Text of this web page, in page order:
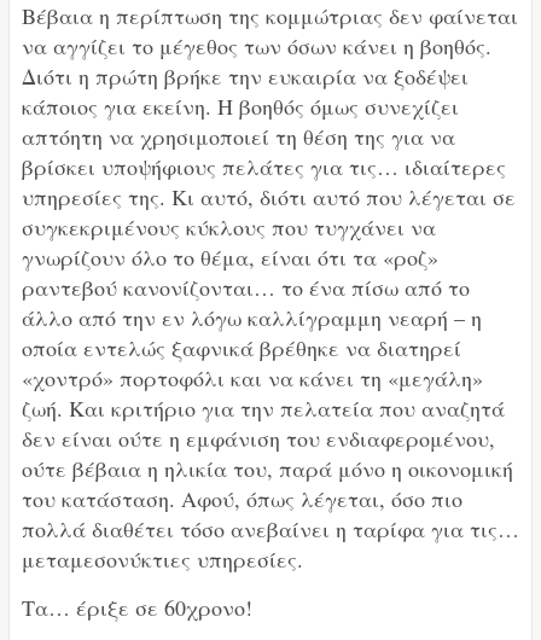
Βέβαια η περίπτωση της κομμώτριας δεν φαίνεται
να αγγίζει το μέγεθος των όσων κάνει η βοηθός.
Διότι η πρώτη βρήκε την ευκαιρία να ξοδέψει
κάποιος για εκείνη. Η βοηθός όμως συνεχίζει
απτόητη να χρησιμοποιεί τη θέση της για να
βρίσκει υποψήφιους πελάτες για τις… ιδιαίτερες
υπηρεσίες της. Κι αυτό, διότι αυτό που λέγεται σε
συγκεκριμένους κύκλους που τυγχάνει να
γνωρίζουν όλο το θέμα, είναι ότι τα «ροζ»
ραντεβού κανονίζονται… το ένα πίσω από το
άλλο από την εν λόγω καλλίγραμμη νεαρή – η
οποία εντελώς ξαφνικά βρέθηκε να διατηρεί
«χοντρό» πορτοφόλι και να κάνει τη «μεγάλη»
ζωή. Και κριτήριο για την πελατεία που αναζητά
δεν είναι ούτε η εμφάνιση του ενδιαφερομένου,
ούτε βέβαια η ηλικία του, παρά μόνο η οικονομική
του κατάσταση. Αφού, όπως λέγεται, όσο πιο
πολλά διαθέτει τόσο ανεβαίνει η ταρίφα για τις…
μεταμεσονύκτιες υπηρεσίες.
Τα… έριξε σε 60χρονο!